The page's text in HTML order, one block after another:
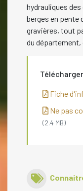
hydrauliques des
berges en pente
gravières, tout
du département,
Fiche
Ne pas
(2.4 MB)